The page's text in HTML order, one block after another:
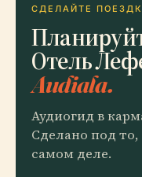
СДЕЛАЙТЕ
Отель
Audiala.
Аудиогид в
Сделано под
самом деле.